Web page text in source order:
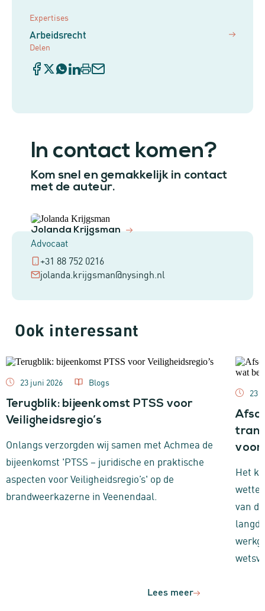
Expertises
Arbeidsrecht
Delen
In contact komen?
Kom snel en gemakkelijk in contact
met de auteur.
Jolanda Krijgsman
Advocaat
+31 88 752 0216
jolanda.krijgsman@nysingh.nl
Ook interessant
23 juni 2026
Blogs
Terugblik: bijeenkomst PTSS voor
Veiligheidsregio’s
Onlangs verzorgden wij samen met Achmea de
bijeenkomst 'PTSS – juridische en praktische
aspecten voor Veiligheidsregio’s' op de
brandweerkazerne in Veenendaal.
Lees meer
23
voor
Het
van